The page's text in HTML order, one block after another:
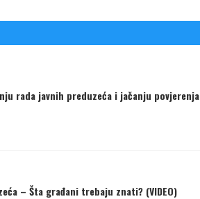
rada javnih preduzeća i jačanju povjerenja
– Šta građani trebaju znati? (VIDEO)